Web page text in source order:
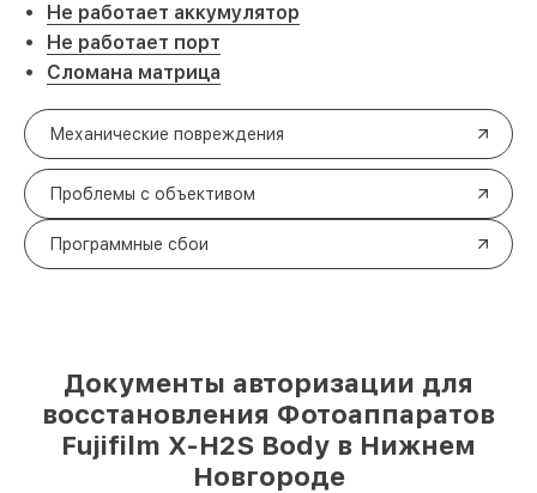
Не работает аккумулятор
Не работает порт
Сломана матрица
Механические повреждения
Проблемы с объективом
Программные сбои
Документы авторизации для
восстановления Фотоаппаратов
Fujifilm X-H2S Body в Нижнем
Новгороде